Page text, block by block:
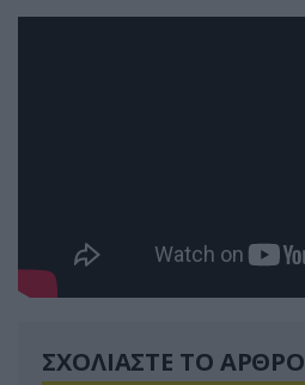
ΣΧΟΛΙΑΣΤΕ ΤΟ ΑΡΘΡΟ